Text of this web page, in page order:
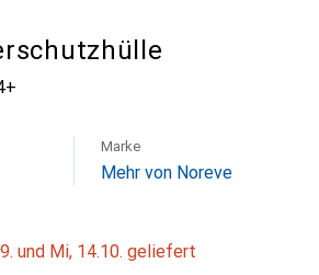
Marke
Mehr von Noreve
und Mi, 14.10. geliefert